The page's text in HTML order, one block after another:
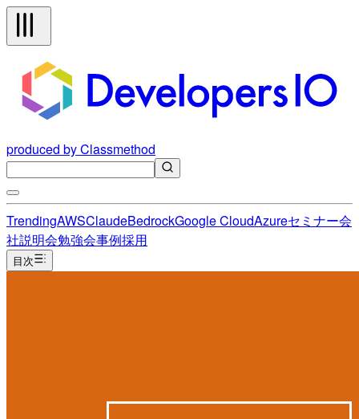
produced by Classmethod
TrendingAWSClaudeBedrockGoogle CloudAzureセミナー会
社説明会勉強会事例採用
目次